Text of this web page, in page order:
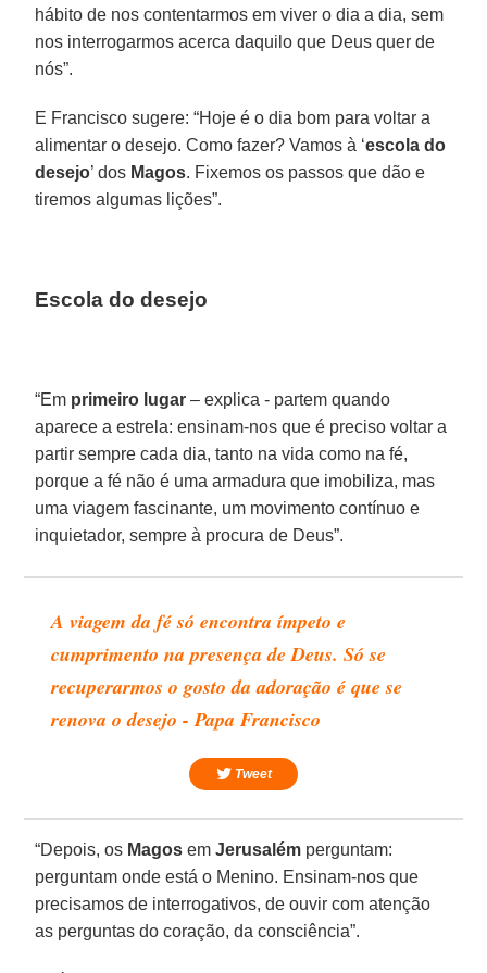
hábito de nos contentarmos em viver o dia a dia, sem
nos interrogarmos acerca daquilo que Deus quer de
nós”.
E Francisco sugere: “Hoje é o dia bom para voltar a
alimentar o desejo. Como fazer? Vamos à ‘escola do
desejo’ dos Magos. Fixemos os passos que dão e
tiremos algumas lições”.
Escola do desejo
“Em primeiro lugar – explica - partem quando
aparece a estrela: ensinam-nos que é preciso voltar a
partir sempre cada dia, tanto na vida como na fé,
porque a fé não é uma armadura que imobiliza, mas
uma viagem fascinante, um movimento contínuo e
inquietador, sempre à procura de Deus”.
A viagem da fé só encontra ímpeto e
cumprimento na presença de Deus. Só se
recuperarmos o gosto da adoração é que se
renova o desejo - Papa Francisco
Tweet
“Depois, os Magos emJerusalém perguntam:
perguntam onde está o Menino. Ensinam-nos que
precisamos de interrogativos, de ouvir com atenção
as perguntas do coração, da consciência”.